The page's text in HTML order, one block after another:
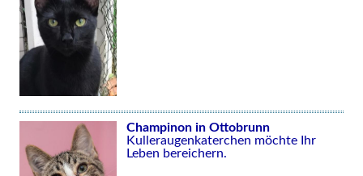
Champinon in Ottobrunn
Kulleraugenkaterchen möchte Ihr
Leben bereichern.